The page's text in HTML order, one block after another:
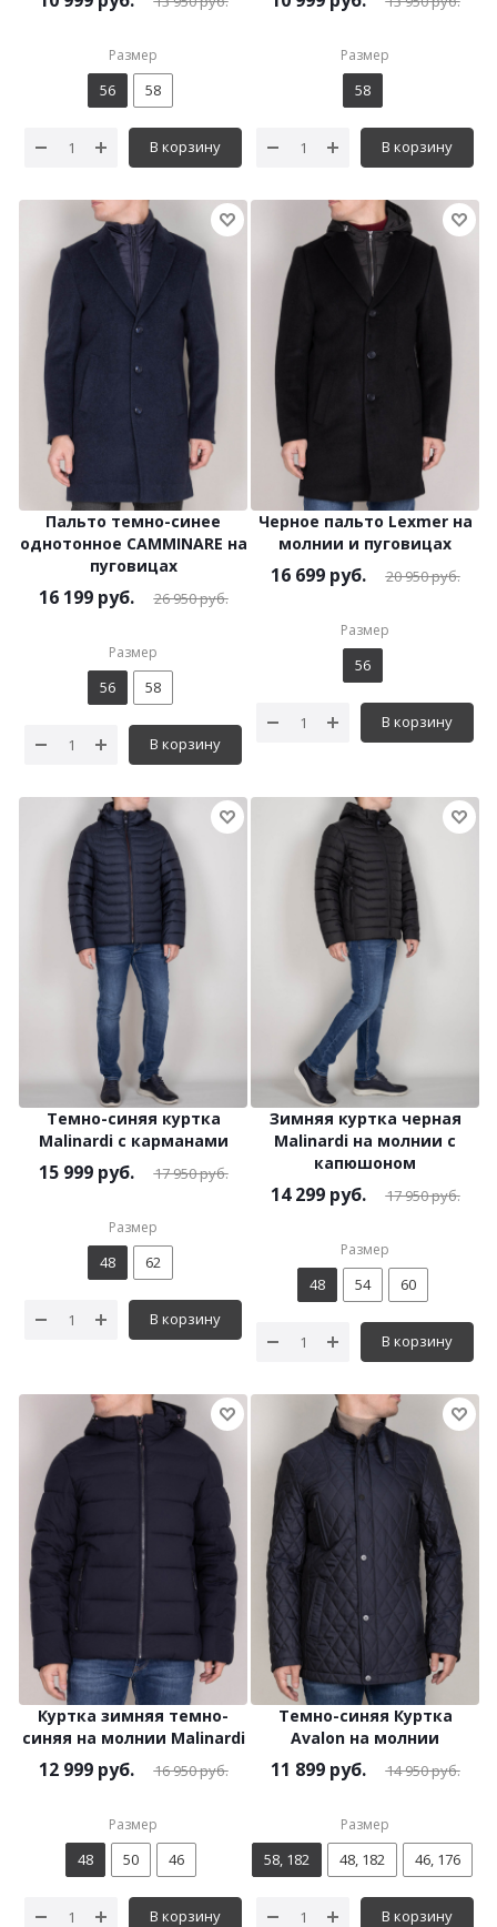
Размер
56 58
В корзину
Размер
58
В корзину
Пальто темно-синее
однотонное CAMMINARE на
пуговицах
16 199руб. 26 950руб.
Размер
56 58
В корзину
Черное пальто Lexmer на
молнии и пуговицах
16 699руб. 20 950руб.
Размер
56
В корзину
Темно-синяя куртка
Malinardi с карманами
15 999руб. 17 950руб.
Размер
48 62
В корзину
Зимняя куртка черная
Malinardi на молнии с
капюшоном
14 299руб. 17 950руб.
Размер
48 54 60
В корзину
Куртка зимняя темно-
синяя на молнии Malinardi
12 999руб. 16 950руб.
Размер
48 50 46
В корзину
Темно-синяя Куртка
Avalon на молнии
11 899руб. 14 950руб.
Размер
58, 182 48, 182 46, 176
В корзину